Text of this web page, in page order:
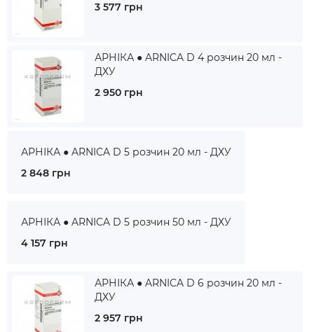
3 577 грн
АРНІКА ● ARNICA D 4 розчин 20 мл -
ДХУ
2 950 грн
АРНІКА ● ARNICA D 5 розчин 20 мл - ДХУ
2 848 грн
АРНІКА ● ARNICA D 5 розчин 50 мл - ДХУ
4 157 грн
АРНІКА ● ARNICA D 6 розчин 20 мл -
ДХУ
2 957 грн